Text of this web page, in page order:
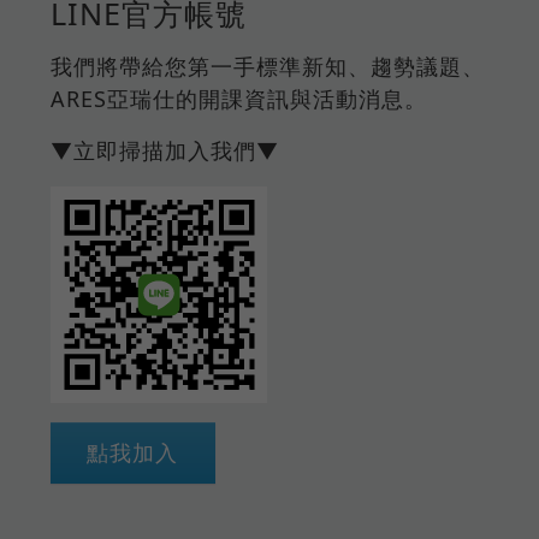
LINE官方帳號
我們將帶給您第一手標準新知、趨勢議題、
ARES亞瑞仕的開課資訊與活動消息。
▼立即掃描加入我們▼
點我加入